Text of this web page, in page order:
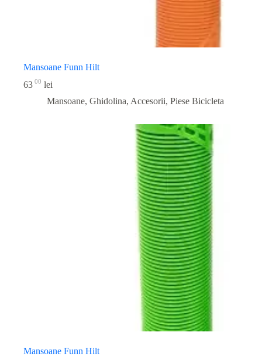
Mansoane Funn Hilt
63 00 lei
Mansoane, Ghidolina, Accesorii, Piese Bicicleta
Mansoane Funn Hilt